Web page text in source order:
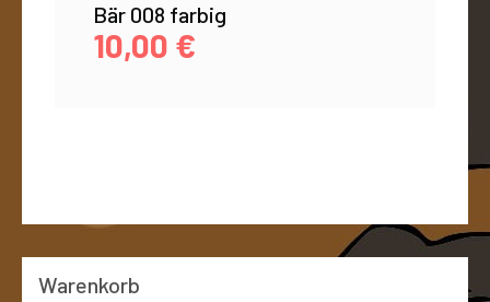
Bär 008 farbig
10,00 €
Warenkorb